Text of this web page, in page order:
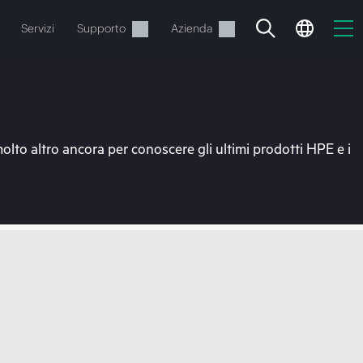
Servizi Supporto Azienda
altro ancora per conoscere gli ultimi prodotti HPE e i